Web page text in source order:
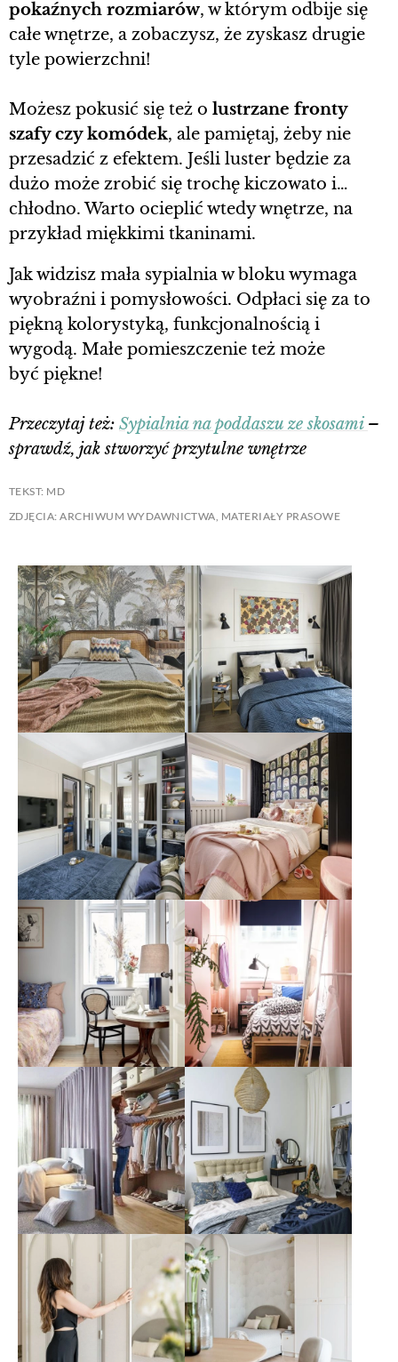
pokaźnych rozmiarów, w którym odbije się
całe wnętrze, a zobaczysz, że zyskasz drugie
tyle powierzchni!
Możesz pokusić się też o lustrzane fronty
szafy czy komódek, ale pamiętaj, żeby nie
przesadzić z efektem. Jeśli luster będzie za
dużo może zrobić się trochę kiczowato i…
chłodno. Warto ocieplić wtedy wnętrze, na
przykład miękkimi tkaninami.
Jak widzisz mała sypialnia w bloku wymaga
wyobraźni i pomysłowości. Odpłaci się za to
piękną kolorystyką, funkcjonalnością i
wygodą. Małe pomieszczenie też może
być piękne!
Przeczytaj też: Sypialnia na poddaszu ze skosami –
sprawdź, jak stworzyć przytulne wnętrze
TEKST: MD
ZDJĘCIA: ARCHIWUM WYDAWNICTWA, MATERIAŁY PRASOWE